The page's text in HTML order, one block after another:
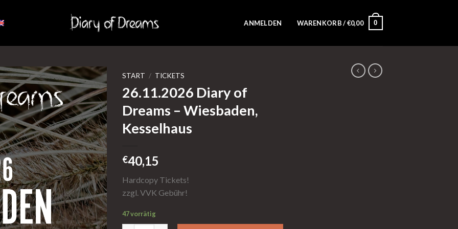
ANMELDEN WARENKORB /€0,00 0
START / TICKETS
26.11.2026 Diary of
Dreams – Wiesbaden,
Kesselhaus
€40,15
Hardcopy Tickets!
zzgl. VVK Gebühr!
47 vorrätig